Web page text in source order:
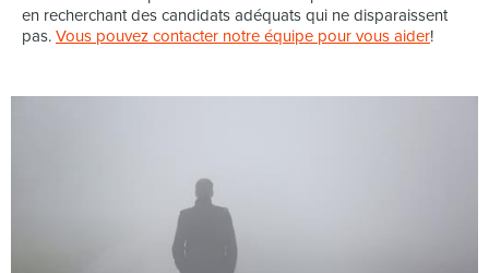
en recherchant des candidats adéquats qui ne disparaissent
pas. Vous pouvez contacter notre équipe pour vous aider!